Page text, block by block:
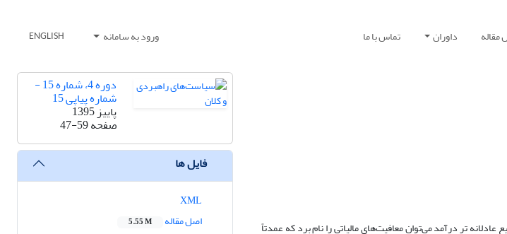
مقاله داوران تماس با ما ورود به سامانه ENGLISH
تر درآمد می‌توان معافیت‌های مالیاتی را نام برد که عمدتاً
دوره 4، شماره 15 -
شماره پیاپی 15
پاییز 1395
صفحه47-59
فایل ها
اصل مقاله
5.55 M